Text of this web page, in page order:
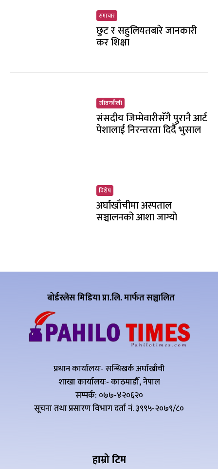
समाचार
छुट र सहुलियतबारे जानकारी
कर शिक्षा
जीवनशैली
संसदीय जिम्मेवारीसँगै पुरानै आर्ट
पेशालाई निरन्तरता दिदैँ भुसाल
विशेष
अर्घाखाँचीमा अस्पताल
सञ्चालनको आशा जाग्यो
बोर्डरलेस मिडिया प्रा.लि. मार्फत सञ्चालित
प्रधान कार्यालयः- सन्धिखर्क अर्घाखाँची
शाखा कार्यालयः- काठमाडौँ, नेपाल
सम्पर्क: ०७७-४२०६२०
सूचना तथा प्रसारण विभाग दर्ता नं. ३९९५-२०७९/८०
हाम्रो टिम